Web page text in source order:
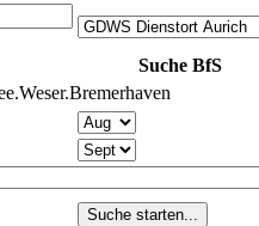
Suche BfS
Suche starten...